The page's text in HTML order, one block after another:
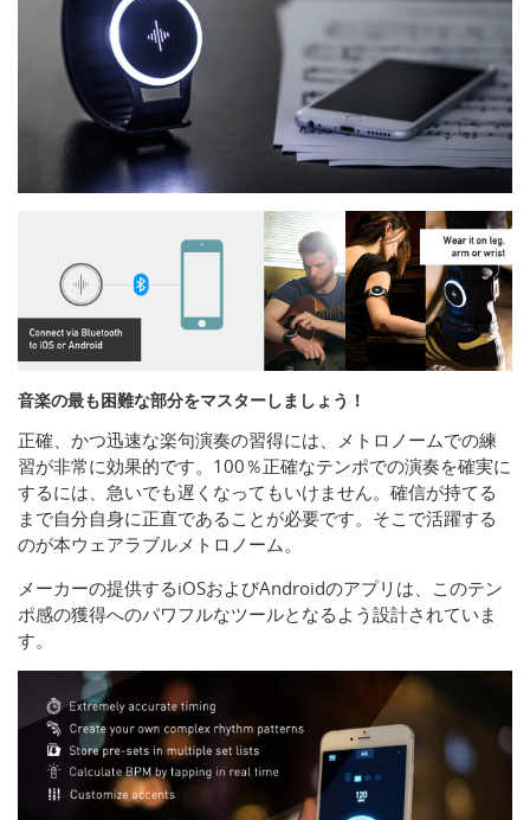
音楽の最も困難な部分をマスターしましょう！
正確、かつ迅速な楽句演奏の習得には、メトロノームでの練
習が非常に効果的です。100％正確なテンポでの演奏を確実に
するには、急いでも遅くなってもいけません。確信が持てる
まで自分自身に正直であることが必要です。そこで活躍する
のが本ウェアラブルメトロノーム。
メーカーの提供するiOSおよびAndroidのアプリは、このテン
ポ感の獲得へのパワフルなツールとなるよう設計されていま
す。